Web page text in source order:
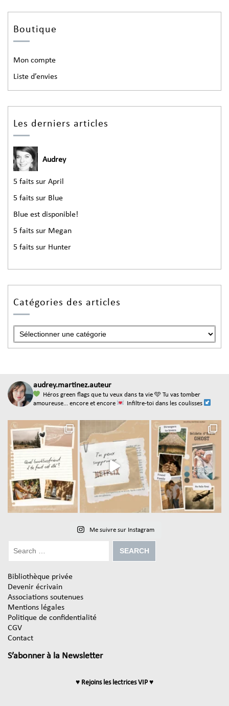
Boutique
Mon compte
Liste d’envies
Les derniers articles
Audrey
5 faits sur April
5 faits sur Blue
Blue est disponible!
5 faits sur Megan
5 faits sur Hunter
Catégories des articles
audrey.martinez.auteur
Héros green flags que tu veux dans ta vie 🩵 Tu vas tomber
amoureuse... encore et encore
Infiltre-toi dans les coulisses
Me suivre sur Instagram
Bibliothèque privée
Devenir écrivain
Associations soutenues
Mentions légales
Politique de confidentialité
CGV
Contact
S’abonner à la Newsletter
♥ Rejoins les lectrices VIP ♥